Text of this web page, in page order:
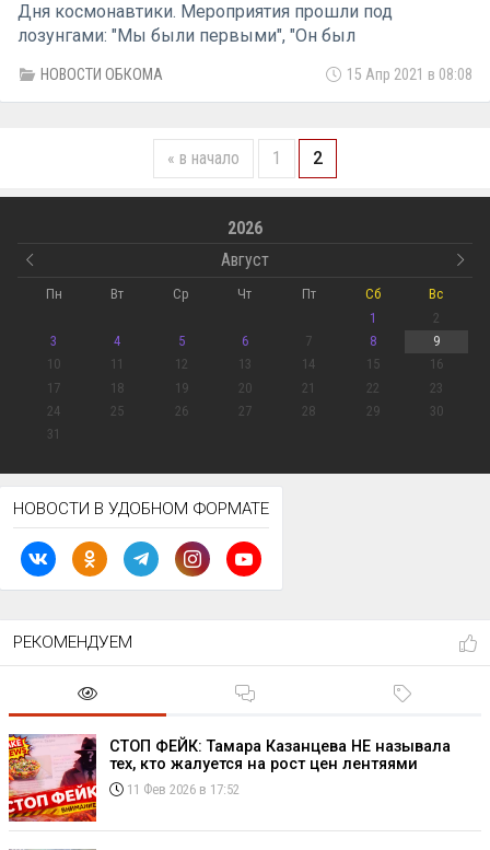
Дня космонавтики. Мероприятия прошли под
лозунгами: "Мы были первыми", "Он был
НОВОСТИ ОБКОМА 15 Апр 2021 в 08:08
« в начало 1 2
2026
Август
Пн Вт Ср Чт Пт Сб
Вс
1
2
3
4 5 6 7 8
9
10
11 12 13 14 15
16
17
18 19 20 21 22
23
24
25 26 27 28 29
30
31
НОВОСТИ В УДОБНОМ ФОРМАТЕ
РЕКОМЕНДУЕМ
СТОП ФЕЙК: Тамара Казанцева НЕ называла
тех, кто жалуется на рост цен лентяями
11 Фев 2026 в 17:52